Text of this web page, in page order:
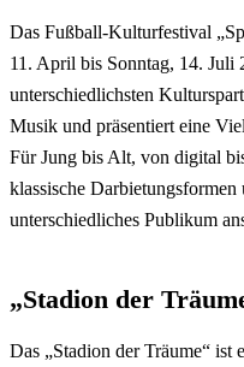
Das Fußball-Kulturfestival
11. April bis Sonntag, 14. Juli
unterschiedlichsten
Musik und präsentiert eine
Für Jung bis Alt, von digital
klassische
unterschiedliches Publikum
„Stadion der
Das „Stadion der Träume“